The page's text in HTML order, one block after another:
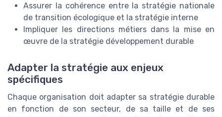
Assurer la cohérence entre la stratégie nationale
de transition écologique et la stratégie interne
Impliquer les directions métiers dans la mise en
œuvre de la stratégie développement durable
Adapter la stratégie aux enjeux
spécifiques
Chaque organisation doit adapter sa stratégie durable
en fonction de son secteur, de sa taille et de ses